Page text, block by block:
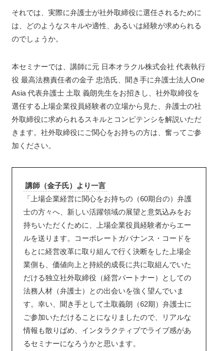
それでは、実際に弁護士が社外取締役に選任されるために
は、どのようなスキルや適性、あるいは経験が求められる
のでしょうか。
本セミナーでは、講師に元 日本オラクル株式会社 代表執行
役 最高法務責任者の金子 忠浩氏、聞き手に弁護士法人One
Asia 代表弁護士 土取 義朗先生をお招きし、社外取締役を
選任する上場企業役員経験者の立場から見た、弁護士の社
外取締役に求められるスキルとコンピテンシを解説いただ
きます。社外取締役にご関心をお持ちの方は、奮ってご参
加ください。
講師（金子氏）より一言
「上場企業経営に関心をお持ちの（60期台の）弁護
士の方々へ、新しい活躍領域の展望と意気込みをお
持ちいただくために、上場企業役員経験者からエー
ルを送ります。コーポレートガバナンス・コードを
もとに経営改革に取り組んで行く決断をした上場企
業側も、価値向上と持続的成長に共に取組んでいた
だける独立社外取締役（経営パートナー）としての
法務人材（弁護士）との出会いを強く望んでいま
す。幸い、聞き手として土取義朗（62期）弁護士に
ご参加いただけることになりましたので、リアルな
情報も散りばめ、インタラクティブでライブ感があ
るセミナーになろうかと思います。